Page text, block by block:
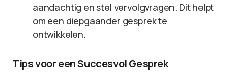
aandachtig en stel vervolgvragen. Dit helpt
om een diepgaander gesprek te
ontwikkelen.
Tips voor een Succesvol Gesprek